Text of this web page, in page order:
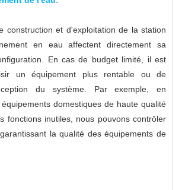
construction et d'exploitation de la station
en eau affectent directement sa
En cas de budget limité, il est
un équipement plus rentable ou de
du système. Par exemple, en
domestiques de haute qualité
fonctions inutiles, nous pouvons contrôler
la qualité des équipements de